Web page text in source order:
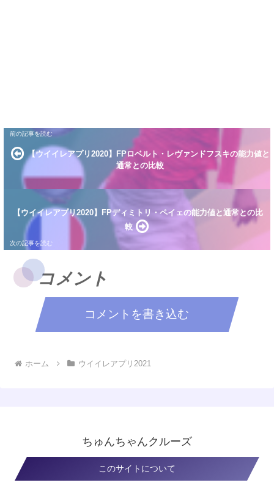
【ウイイレアプリ2020】FPロベルト・レヴァンドフスキの能力値と
通常との比較
【ウイイレアプリ2020】FPディミトリ・ペイェの能力値と通常との比
較
コメント
コメントを書き込む
ホーム ウイイレアプリ2021
ちゅんちゃんクルーズ
このサイトについて